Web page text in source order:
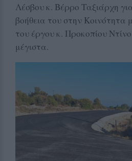
Λέσβου κ. Βέρρο Ταξιάρχη
βοήθεια του στην Κοινότητα
του έργου κ. Προκοπίου
μέγιστα.